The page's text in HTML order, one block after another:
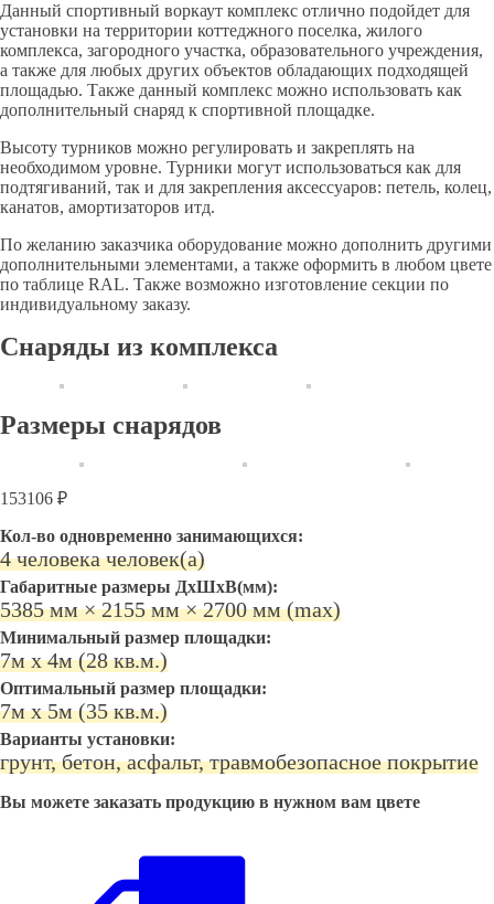
Данный спортивный воркаут комплекс отлично подойдет для
установки на территории коттеджного поселка, жилого
комплекса, загородного участка, образовательного учреждения,
а также для любых других объектов обладающих подходящей
площадью. Также данный комплекс можно использовать как
дополнительный снаряд к спортивной площадке.
Высоту турников можно регулировать и закреплять на
необходимом уровне. Турники могут использоваться как для
подтягиваний, так и для закрепления аксессуаров: петель, колец,
канатов, амортизаторов итд.
По желанию заказчика оборудование можно дополнить другими
дополнительными элементами, а также оформить в любом цвете
по таблице RAL. Также возможно изготовление секции по
индивидуальному заказу.
Снаряды из комплекса
Размеры снарядов
153106 ₽
Кол-во одновременно занимающихся:
4 человека человек(а)
Габаритные размеры ДхШхВ(мм):
5385 мм × 2155 мм × 2700 мм (max)
Минимальный размер площадки:
7м х 4м (28 кв.м.)
Оптимальный размер площадки:
7м х 5м (35 кв.м.)
Варианты установки:
грунт, бетон, асфальт, травмобезопасное покрытие
Вы можете заказать продукцию в нужном вам цвете